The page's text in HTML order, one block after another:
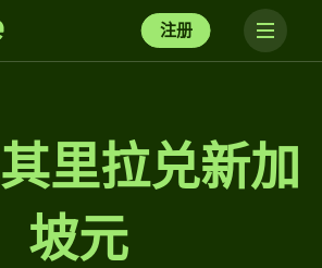
注册
里拉兑新加
坡元